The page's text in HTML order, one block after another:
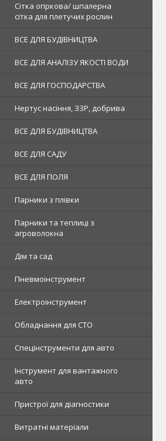
Сітка огіркова/ шпалерна
сітка для плетучих рослин
ВСЕ ДЛЯ БУДІВНИЦТВА
ВСЕ ДЛЯ АНАЛІЗУ ЯКОСТІ ВОДИ
ВСЕ ДЛЯ ГОСПОДАРСТВА
Нертус насіння, ЗЗР, добрива
ВСЕ ДЛЯ БУДІВНИЦТВА
ВСЕ ДЛЯ САДУ
ВСЕ ДЛЯ ПОЛЯ
Парники з плівки
Парники та теплиці з
агроволокна
Дім та сад
Пневмоінструмент
Електроінструмент
Обладнання для СТО
Спецінструменти для авто
Інструмент для вантажного
авто
Пристрої для діагностики
Витратні матеріали